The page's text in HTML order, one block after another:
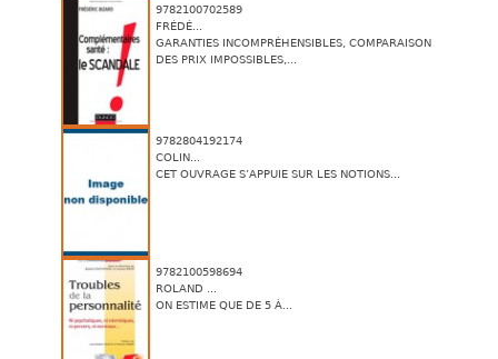
9782100702589
FRÉDÉ...
GARANTIES INCOMPRÉHENSIBLES, COMPARAISON
DES PRIX IMPOSSIBLES,...
9782804192174
COLIN...
CET OUVRAGE S’APPUIE SUR LES NOTIONS...
9782100598694
ROLAND ...
ON ESTIME QUE DE 5 À...